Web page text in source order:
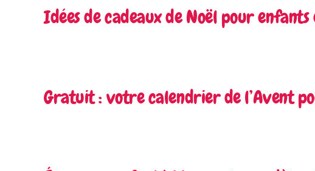
Idées de cadeaux de Noël pour
Gratuit : votre calendrier de l’Avent